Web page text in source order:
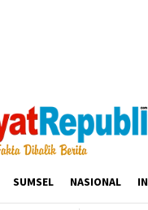
SUMSEL NASIONAL